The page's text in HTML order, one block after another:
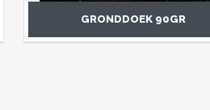
GRONDDOEK 90GR